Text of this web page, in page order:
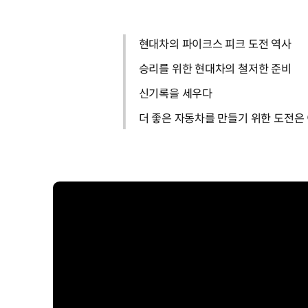
현대차의 파이크스 피크 도전 역사
승리를 위한 현대차의 철저한 준비
신기록을 세우다
더 좋은 자동차를 만들기 위한 도전은